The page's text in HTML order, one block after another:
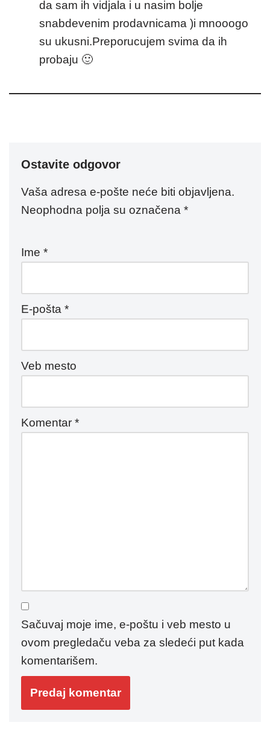
da sam ih vidjala i u nasim bolje
snabdevenim prodavnicama )i mnooogo
su ukusni.Preporucujem svima da ih
probaju 🙂
Ostavite odgovor
Vaša adresa e-pošte neće biti objavljena.
Neophodna polja su označena *
Ime *
E-pošta *
Veb mesto
Komentar *
Sačuvaj moje ime, e-poštu i veb mesto u
ovom pregledaču veba za sledeći put kada
komentarišem.